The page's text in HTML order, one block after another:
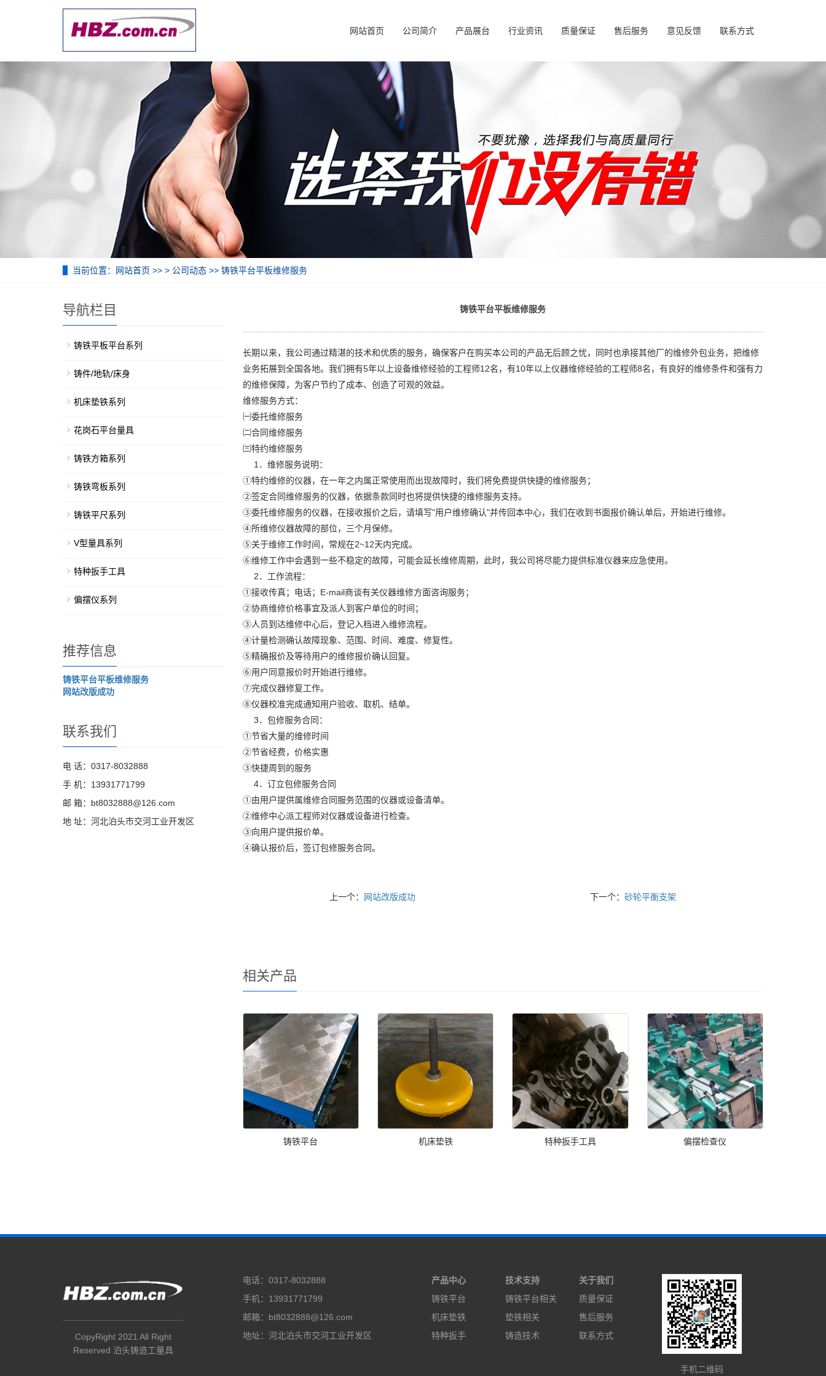
网站首页 公司简介 产品展台 行业资讯 质量保证 售后服务 意见反馈 联系方式
当前位置： 网站首页 >> > 公司动态 >> 铸铁平台平板维修服务
铸铁平台平板维修服务
长期以来，我公司通过精湛的技术和优质的服务，确保客户在购买本公司的产品无后顾之忧，同时也承接其他厂的维修外包业务，把维修
业务拓展到全国各地。我们拥有5年以上设备维修经验的工程师12名，有10年以上仪器维修经验的工程师8名，有良好的维修条件和强有力
的维修保障，为客户节约了成本、创造了可观的效益。
维修服务方式：
㈠委托维修服务
㈡合同维修服务
㈢特约维修服务
1．维修服务说明：
①特约维修的仪器，在一年之内属正常使用而出现故障时，我们将免费提供快捷的维修服务；
②签定合同维修服务的仪器，依据条款同时也将提供快捷的维修服务支持。
③委托维修服务的仪器，在接收报价之后，请填写"用户维修确认"并传回本中心，我们在收到书面报价确认单后，开始进行维修。
④所维修仪器故障的部位，三个月保修。
⑤关于维修工作时间，常规在2~12天内完成。
⑥维修工作中会遇到一些不稳定的故障，可能会延长维修周期，此时，我公司将尽能力提供标准仪器来应急使用。
2．工作流程：
①接收传真；电话；E-mail商谈有关仪器维修方面咨询服务；
②协商维修价格事宜及派人到客户单位的时间；
③人员到达维修中心后，登记入档进入维修流程。
④计量检测确认故障现象、范围、时间、难度、修复性。
⑤精确报价及等待用户的维修报价确认回复。
⑥用户同意报价时开始进行维修。
⑦完成仪器修复工作。
⑧仪器校准完成通知用户验收、取机、结单。
3．包修服务合同：
①节省大量的维修时间
②节省经费，价格实惠
③快捷周到的服务
4．订立包修服务合同
①由用户提供属维修合同服务范围的仪器或设备清单。
②维修中心派工程师对仪器或设备进行检查。
③向用户提供报价单。
④确认报价后，签订包修服务合同。
上一个： 网站改版成功 下一个：砂轮平衡支架
相关产品
铸铁平台 机床垫铁 特种扳手工具 偏摆检查仪
导航栏目
铸铁平板平台系列
铸件/地轨/床身
机床垫铁系列
花岗石平台量具
铸铁方箱系列
铸铁弯板系列
铸铁平尺系列
V型量具系列
特种扳手工具
偏摆仪系列
推荐信息
铸铁平台平板维修服务
网站改版成功
联系我们
电 话：0317-8032888
手 机：13931771799
邮 箱：bt8032888@126.com
地 址：河北泊头市交河工业开发区
CopyRight 2021 All Right
Reserved 泊头铸造工量具
电话：0317-8032888
手机：13931771799
邮箱：bt8032888@126.com
地址：河北泊头市交河工业开发区
产品中心
铸铁平台
机床垫铁
特种扳手
技术支持
铸铁平台相关
垫铁相关
铸造技术
关于我们
质量保证
售后服务
联系方式
手机二维码